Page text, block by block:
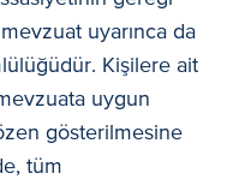
mevzuat uyarınca da
Kişilere ait
uygun
gösterilmesine
tüm